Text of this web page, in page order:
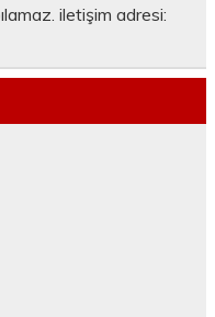
iletişim adresi: